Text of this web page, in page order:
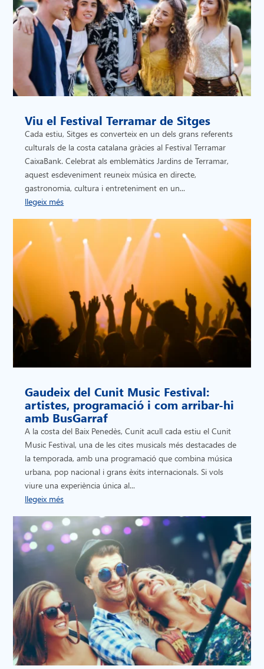
Viu el Festival Terramar de Sitges
Cada estiu, Sitges es converteix en un dels grans referents
culturals de la costa catalana gràcies al Festival Terramar
CaixaBank. Celebrat als emblemàtics Jardins de Terramar,
aquest esdeveniment reuneix música en directe,
gastronomia, cultura i entreteniment en un...
llegeix més
Gaudeix del Cunit Music Festival:
artistes, programació i com arribar-hi
amb BusGarraf
A la costa del Baix Penedès, Cunit acull cada estiu el Cunit
Music Festival, una de les cites musicals més destacades de
la temporada, amb una programació que combina música
urbana, pop nacional i grans èxits internacionals. Si vols
viure una experiència única al...
llegeix més